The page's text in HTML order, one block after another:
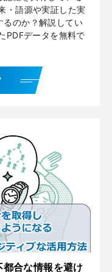
・語源や実証した実
るのか？解説してい
PDFデータを無料で
合な情報を避け